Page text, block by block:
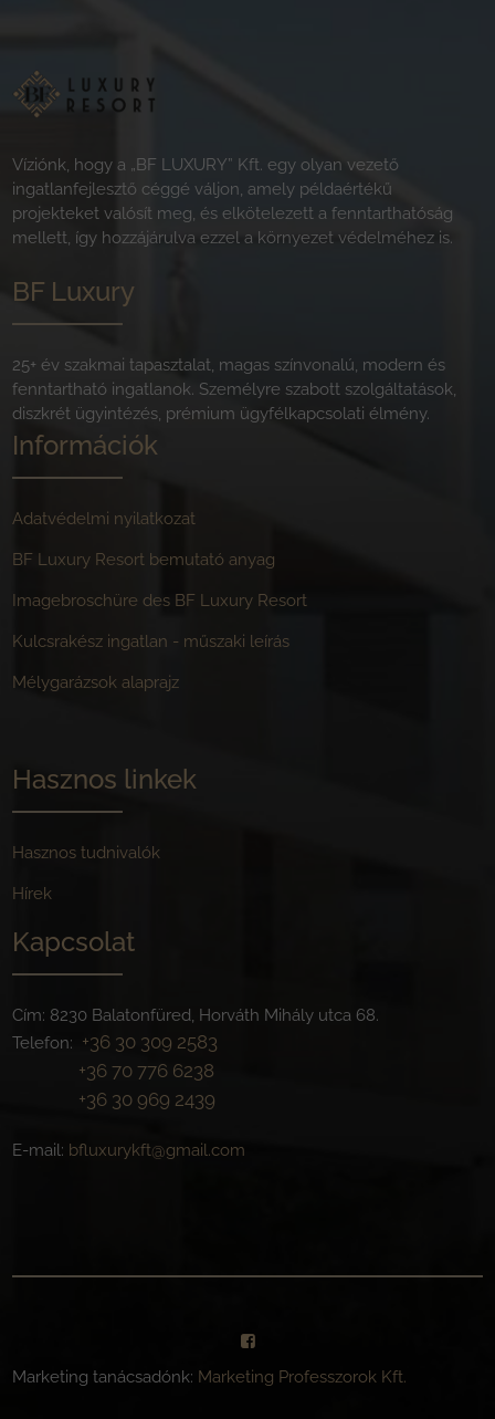
Víziónk, hogy a „BF LUXURY” Kft. egy olyan vezető
ingatlanfejlesztő céggé váljon, amely példaértékű
projekteket valósít meg, és elkötelezett a fenntarthatóság
mellett, így hozzájárulva ezzel a környezet védelméhez is.
BF Luxury
25+ év szakmai tapasztalat, magas színvonalú, modern és
fenntartható ingatlanok. Személyre szabott szolgáltatások,
diszkrét ügyintézés, prémium ügyfélkapcsolati élmény.
Információk
Adatvédelmi nyilatkozat
BF Luxury Resort bemutató anyag
Imagebroschüre des BF Luxury Resort
Kulcsrakész ingatlan - műszaki leírás
Mélygarázsok alaprajz
Hasznos linkek
Hasznos tudnivalók
Hírek
Kapcsolat
Cím: 8230 Balatonfüred, Horváth Mihály utca 68.
Telefon: +36 30 309 2583
+36 70 776 6238
+36 30 969 2439
E-mail: bfluxurykft@gmail.com
Marketing tanácsadónk: Marketing Professzorok Kft.